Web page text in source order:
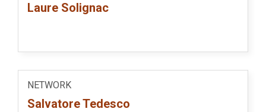
Laure Solignac
NETWORK
Salvatore Tedesco